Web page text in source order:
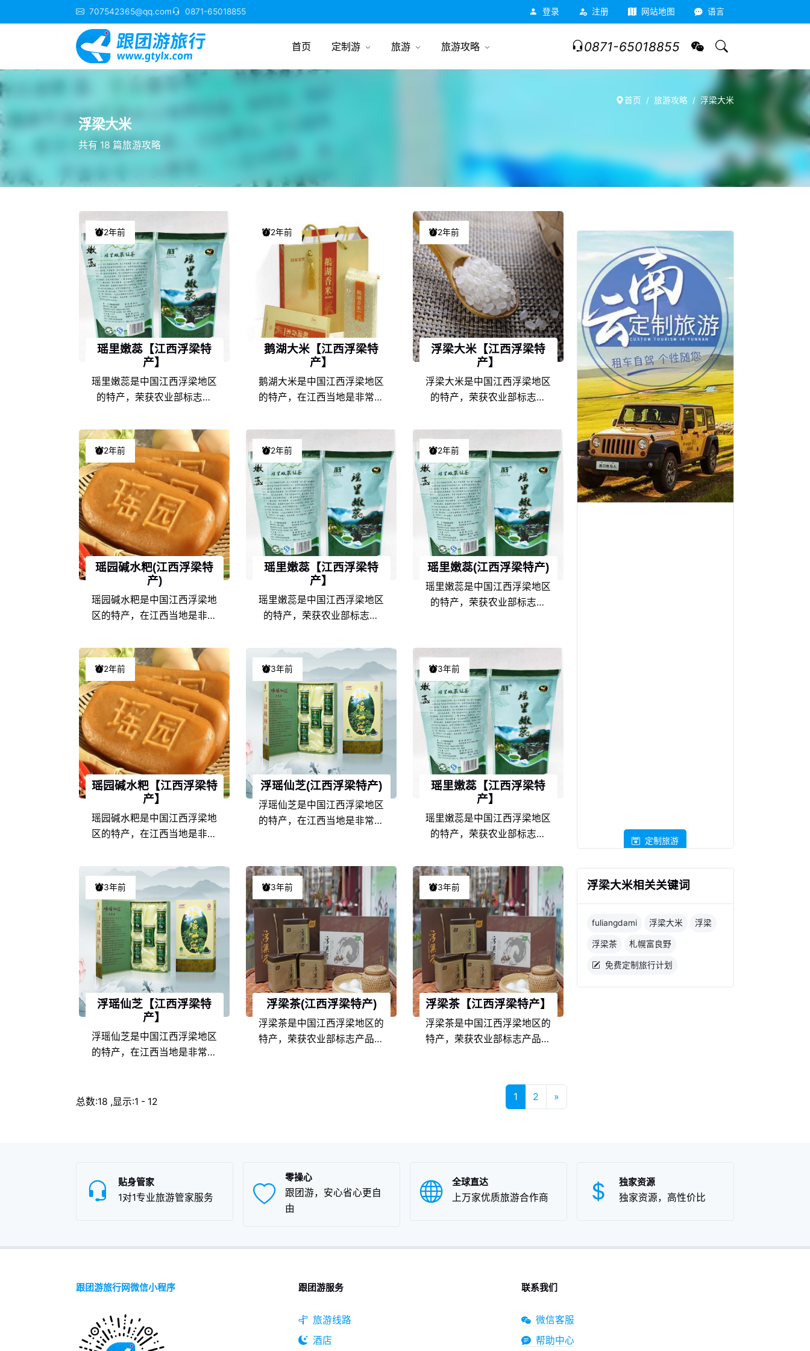
707542365@qq.com 0871-65018855 登录 注册 网站地图 语言
首页 定制游 旅游 旅游攻略 0871-65018855
首页 旅游攻略 浮梁大米
浮梁大米
共有 18 篇旅游攻略
2年前
瑶里嫩蕊【江西浮梁特
产】
瑶里嫩蕊是中国江西浮梁地区
的特产，荣获农业部标志产
表性的特色产品之一，由于江
西浮梁的地理环境条件和饮食
文化的不同，以及地方风土人
情的差异，使得瑶里嫩蕊在江
西特产中独具一格，享誉盛
名，深受瑶里嫩蕊爱好者们的
喜爱。
2年前
鹅湖大米【江西浮梁特
产】
鹅湖大米是中国江西浮梁地区
的特产，在江西当地是非常具
于江西浮梁的地理环境条件和
饮食文化的不同，以及地方风
土人情的差异，使得鹅湖大米
在江西特产中独具一格，享誉
盛名，深受鹅湖大米爱好者们
的喜爱。
2年前
浮梁大米【江西浮梁特
产】
浮梁大米是中国江西浮梁地区
的特产，荣获农业部标志产
表性的特色产品之一，由于江
西浮梁的地理环境条件和饮食
文化的不同，以及地方风土人
情的差异，使得浮梁大米在江
西特产中独具一格，享誉盛
名，深受浮梁大米爱好者们的
喜爱。
2年前
瑶园碱水粑(江西浮梁特
产)
瑶园碱水粑是中国江西浮梁地
区的特产，在江西当地是非常
由于江西浮梁的地理环境条件
和饮食文化的不同，以及地方
风土人情的差异，使得瑶园碱
水粑在江西特产中独具一格，
享誉盛名，深受瑶园碱水粑爱
好者们的喜爱。
2年前
瑶里嫩蕊【江西浮梁特
产】
瑶里嫩蕊是中国江西浮梁地区
的特产，荣获农业部标志产
表性的特色产品之一，由于江
西浮梁的地理环境条件和饮食
文化的不同，以及地方风土人
情的差异，使得瑶里嫩蕊在江
西特产中独具一格，享誉盛
名，深受瑶里嫩蕊爱好者们的
喜爱。
2年前
瑶里嫩蕊(江西浮梁特产)
瑶里嫩蕊是中国江西浮梁地区
的特产，荣获农业部标志产
西浮梁的地理环境条件和饮食
文化的不同，以及地方风土人
情的差异，使得瑶里嫩蕊在江
西特产中独具一格，享誉盛
名，深受瑶里嫩蕊爱好者们的
喜爱。
2年前
瑶园碱水粑【江西浮梁特
产】
瑶园碱水粑是中国江西浮梁地
区的特产，在江西当地是非常
由于江西浮梁的地理环境条件
和饮食文化的不同，以及地方
风土人情的差异，使得瑶园碱
水粑在江西特产中独具一格，
享誉盛名，深受瑶园碱水粑爱
好者们的喜爱。
3年前
浮瑶仙芝(江西浮梁特产)
浮瑶仙芝是中国江西浮梁地区
的特产，在江西当地是非常具
饮食文化的不同，以及地方风
土人情的差异，使得浮瑶仙芝
在江西特产中独具一格，享誉
盛名，深受浮瑶仙芝爱好者们
的喜爱。
3年前
瑶里嫩蕊【江西浮梁特
产】
瑶里嫩蕊是中国江西浮梁地区
的特产，荣获农业部标志产
表性的特色产品之一，由于江
西浮梁的地理环境条件和饮食
文化的不同，以及地方风土人
情的差异，使得瑶里嫩蕊在江
西特产中独具一格，享誉盛
名，深受瑶里嫩蕊爱好者们的
喜爱。
3年前
浮瑶仙芝【江西浮梁特
产】
浮瑶仙芝是中国江西浮梁地区
的特产，在江西当地是非常具
饮食文化的不同，以及地方风
3年前
浮梁茶(江西浮梁特产)
浮梁茶是中国江西浮梁地区的
特产，荣获农业部标志产品，
3年前
浮梁茶【江西浮梁特产】
浮梁茶是中国江西浮梁地区的
特产，荣获农业部标志产品，
品之一，由于江西浮梁的地理
环境条件和饮食文化的不同，
总数:18 ,显示:1 - 12 1 2 »
定制旅游
浮梁大米相关关键词
fuliangdami 浮梁大米 浮梁
浮梁茶 札幌富良野
免费定制旅行计划
贴身管家
1对1专业旅游管家服务
零操心
跟团游，安心省心更自
由
全球直达
上万家优质旅游合作商
独家资源
独家资源，高性价比
跟团游旅行网微信小程序 跟团游服务
旅游线路
酒店
联系我们
微信客服
帮助中心